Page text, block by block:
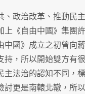
、政治改革、推動民
上《自由中國》集團
中國》成立之初曾向
持，所以開始雙方有
主法治的認知不同，
討更是南轅北轍，所